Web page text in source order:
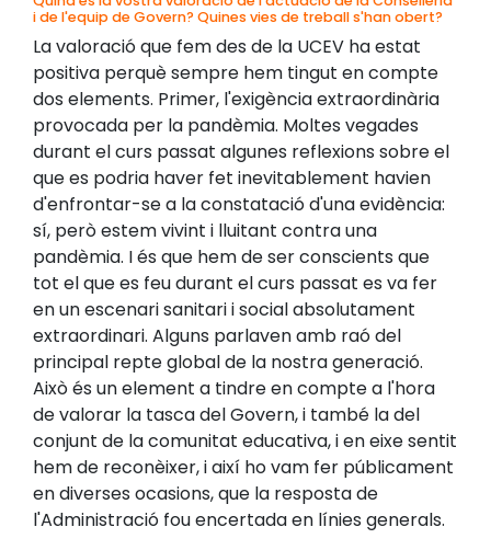
i de l'equip de Govern? Quines vies de treball s'han obert?
La valoració que fem des de la UCEV ha estat
positiva perquè sempre hem tingut en compte
dos elements. Primer, l'exigència extraordinària
provocada per la pandèmia. Moltes vegades
durant el curs passat algunes reflexions sobre el
que es podria haver fet inevitablement havien
d'enfrontar-se a la constatació d'una evidència:
sí, però estem vivint i lluitant contra una
pandèmia. I és que hem de ser conscients que
tot el que es feu durant el curs passat es va fer
en un escenari sanitari i social absolutament
extraordinari. Alguns parlaven amb raó del
principal repte global de la nostra generació.
Això és un element a tindre en compte a l'hora
de valorar la tasca del Govern, i també la del
conjunt de la comunitat educativa, i en eixe sentit
hem de reconèixer, i així ho vam fer públicament
en diverses ocasions, que la resposta de
l'Administració fou encertada en línies generals.